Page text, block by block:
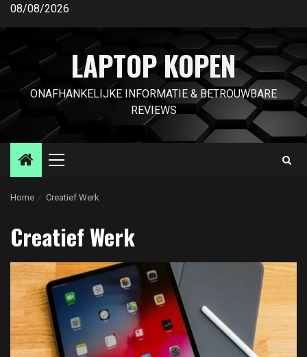
Ga
inhoud
08/08/2026
LAPTOP KOPEN
ONAFHANKELIJKE INFORMATIE & BETROUWBARE
REVIEWS
Primair
Home Creatief Werk
Creatief Werk